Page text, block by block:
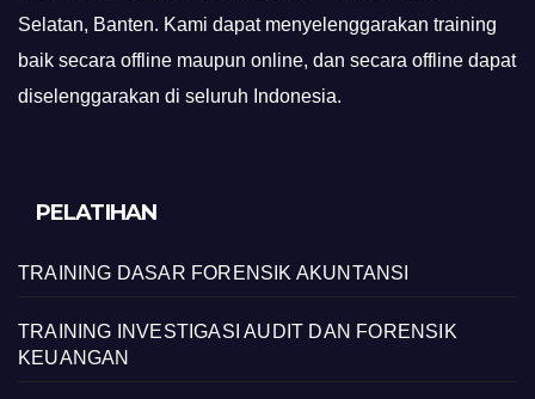
Selatan, Banten. Kami dapat menyelenggarakan training
baik secara offline maupun online, dan secara offline dapat
diselenggarakan di seluruh Indonesia.
PELATIHAN
TRAINING DASAR FORENSIK AKUNTANSI
TRAINING INVESTIGASI AUDIT DAN FORENSIK
KEUANGAN